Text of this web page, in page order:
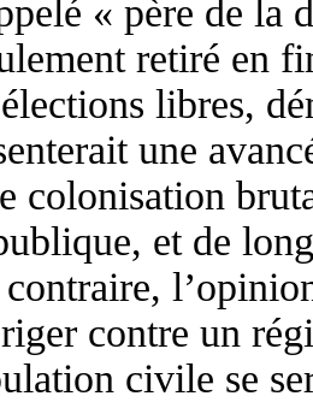
« père de
retiré en
libres,
une
colonisation
et de
contre un
civile se